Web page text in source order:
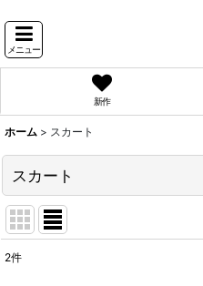
メニュー
新作
ホーム > スカート
スカート
2件